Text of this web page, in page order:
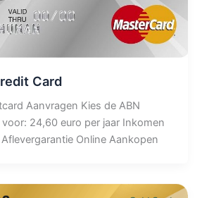
Card
Aanvragen Kies de ABN
24,60 euro per jaar Inkomen
Online Aankopen